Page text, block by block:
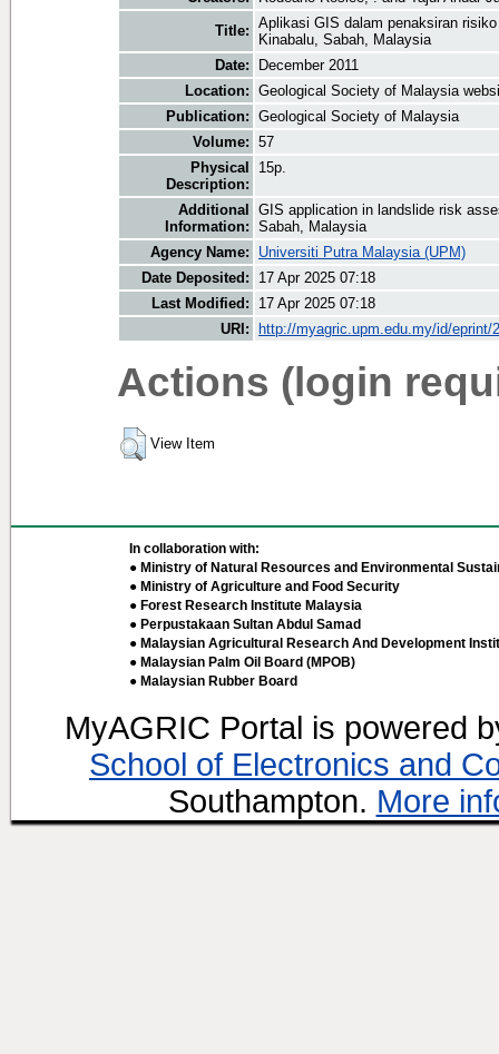
Title: Aplikasi GIS dalam penaksiran
Kinabalu, Sabah, Malaysia
Date:
December 2011
Location: Geological Society of Malaysia
Publication: Geological Society of Malaysia
Volume: 57
Physical
Description:
15p.
Additional
Information:
GIS application in landslide risk
Sabah, Malaysia
Agency Name:
Universiti Putra Malaysia (UPM)
Date Deposited:
17 Apr 2025 07:18
Last Modified:
17 Apr 2025 07:18
URI:
http://myagric.upm.edu.my/id/eprint/
Actions (login
View Item
In collaboration with:
● Ministry of Natural Resources and Environmental
● Ministry of Agriculture and Food Security
● Forest Research Institute Malaysia
● Perpustakaan Sultan Abdul Samad
● Malaysian Agricultural Research And Development
● Malaysian Palm Oil Board (MPOB)
● Malaysian Rubber Board
MyAGRIC Portal is powered
School of Electronics and
Southampton. More